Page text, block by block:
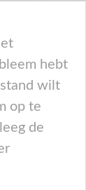
hebt
wilt
op te
de